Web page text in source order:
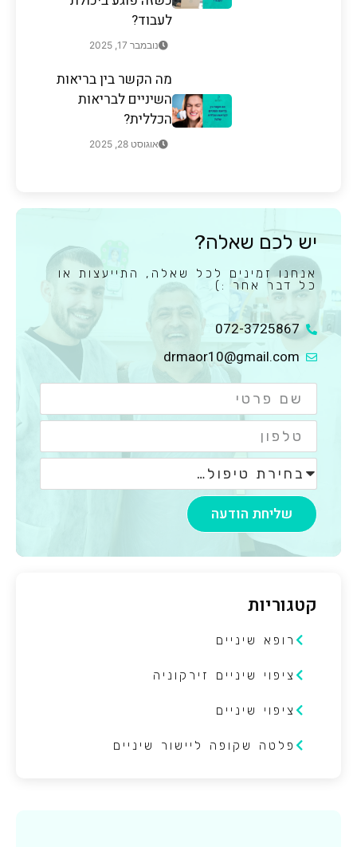
לעבוד?
נובמבר 17, 2025
מה הקשר בין בריאות
השיניים לבריאות
הכללית?
אוגוסט 28, 2025
יש לכם שאלה?
אנחנו זמינים לכל שאלה, התייעצות או
כל דבר אחר :)
072-3725867
drmaor10@gmail.com
שליחת הודעה
קטגוריות
רופא שיניים
ציפוי שיניים זירקוניה
ציפוי שיניים
פלטה שקופה ליישור שיניים